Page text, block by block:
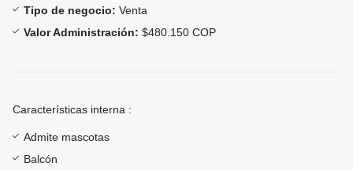
Tipo de negocio: Venta
Valor Administración: $480.150 COP
Características interna :
Admite mascotas
Balcón